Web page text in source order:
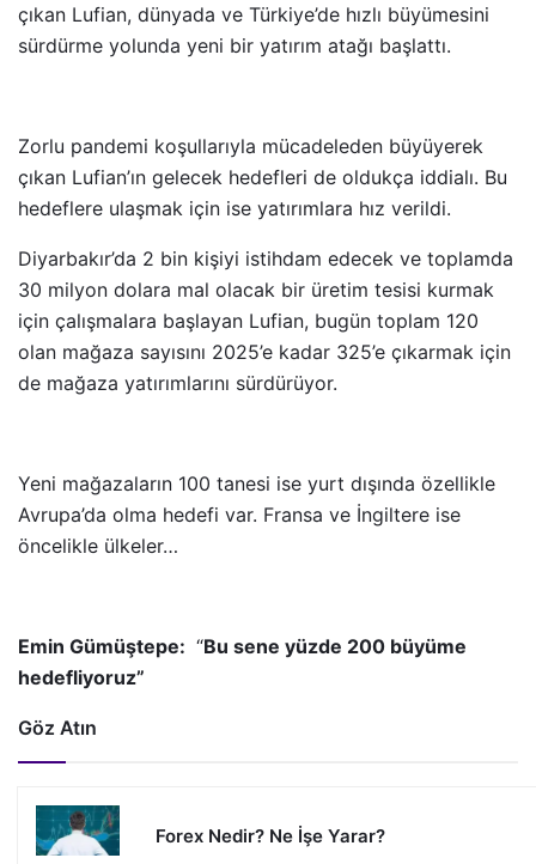
çıkan Lufian, dünyada ve Türkiye’de hızlı büyümesini
sürdürme yolunda yeni bir yatırım atağı başlattı.
Zorlu pandemi koşullarıyla mücadeleden büyüyerek
çıkan Lufian’ın gelecek hedefleri de oldukça iddialı. Bu
hedeflere ulaşmak için ise yatırımlara hız verildi.
Diyarbakır’da 2 bin kişiyi istihdam edecek ve toplamda
30 milyon dolara mal olacak bir üretim tesisi kurmak
için çalışmalara başlayan Lufian, bugün toplam 120
olan mağaza sayısını 2025’e kadar 325’e çıkarmak için
de mağaza yatırımlarını sürdürüyor.
Yeni mağazaların 100 tanesi ise yurt dışında özellikle
Avrupa’da olma hedefi var. Fransa ve İngiltere ise
öncelikle ülkeler…
Emin Gümüştepe: “Bu sene yüzde 200 büyüme
hedefliyoruz”
Göz Atın
Forex Nedir? Ne İşe Yarar?